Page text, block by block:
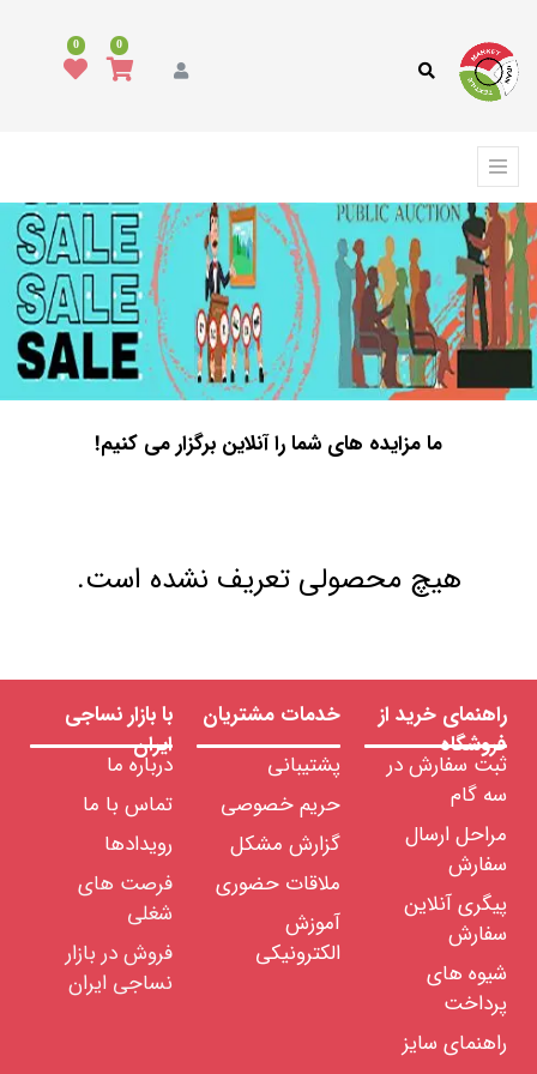
0
0
ما مزایده های شما را آنلاین برگزار می کنیم!
هیچ محصولی تعریف نشده است.
راهنمای خرید از
فروشگاه
ثبت سفارش در
سه گام
مراحل ارسال
سفارش
پیگری آنلاین
سفارش
شیوه های
پرداخت
راهنمای سایز
خدمات مشتریان
پشتیبانی
حریم خصوصی
گزارش مشکل
ملاقات حضوری
آموزش
الکترونیکی
با بازار نساجی
ایران
درباره ما
تماس با ما
رویدادها
فرصت های
شغلی
فروش در بازار
نساجی ایران